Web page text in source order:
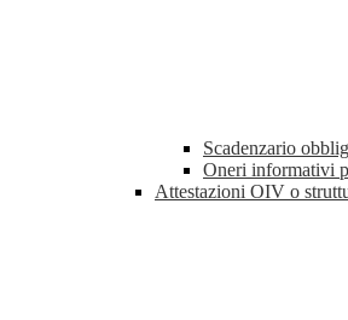
Scadenzario
Oneri informativi
Attestazioni OIV o